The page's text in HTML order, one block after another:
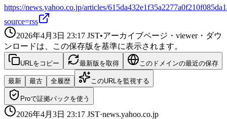
https://news.yahoo.co.jp/articles/
source=rss
2026年4月3日 23:17 JST•アーカイブページ・viewer・ダウ
ンロードは、この保存版を基準に表示されます。
URLをコピー 最新版を取得 このドメインの最近の保存
最新 最古 全履歴 このURLを監視する
Proで証拠パックを使う
2026年4月3日 23:17 JST·news.yahoo.co.jp